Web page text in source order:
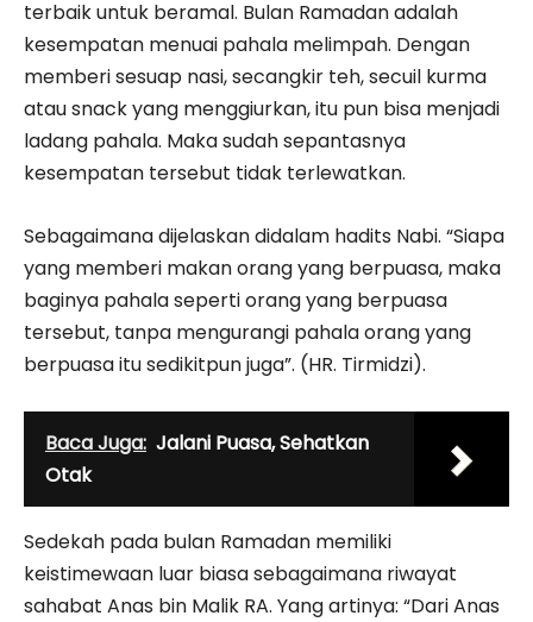
terbaik untuk beramal. Bulan Ramadan adalah
kesempatan menuai pahala melimpah. Dengan
memberi sesuap nasi, secangkir teh, secuil kurma
atau snack yang menggiurkan, itu pun bisa menjadi
ladang pahala. Maka sudah sepantasnya
kesempatan tersebut tidak terlewatkan.
Sebagaimana dijelaskan didalam hadits Nabi. “Siapa
yang memberi makan orang yang berpuasa, maka
baginya pahala seperti orang yang berpuasa
tersebut, tanpa mengurangi pahala orang yang
berpuasa itu sedikitpun juga”. (HR. Tirmidzi).
Baca Juga: Jalani Puasa, Sehatkan
Otak
Sedekah pada bulan Ramadan memiliki
keistimewaan luar biasa sebagaimana riwayat
sahabat Anas bin Malik RA. Yang artinya: “Dari Anas